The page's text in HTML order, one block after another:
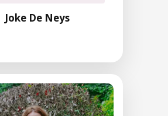
Joke De Neys